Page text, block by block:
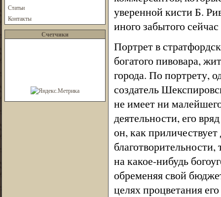
Статьи
Контакты
Счетчики
уверенной кисти Б.
иного забытого
Портрет в
богатого пивовара,
города. По портрету,
создатель
не имеет ни
деятельности, его
он, как
на какое-нибудь
обременяя свой
целях процветания